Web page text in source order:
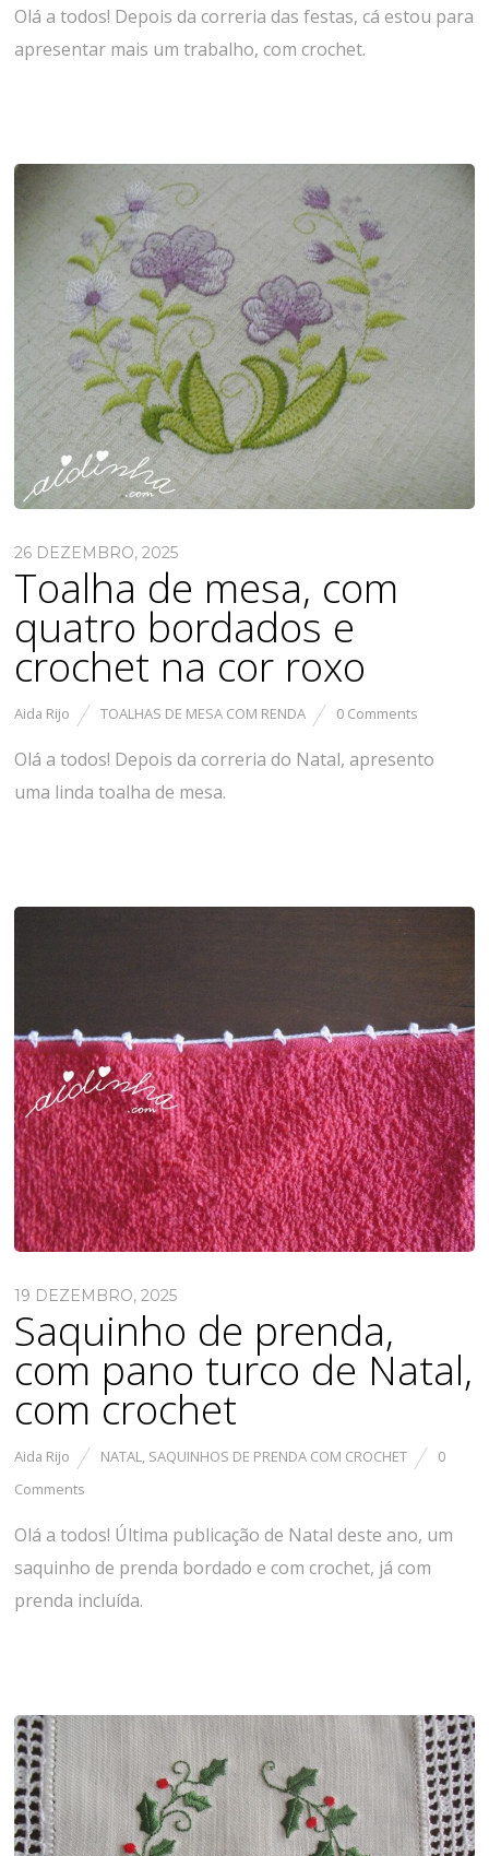
Olá a todos! Depois da correria das festas, cá estou para
apresentar mais um trabalho, com crochet.
26 DEZEMBRO, 2025
Toalha de mesa, com
quatro bordados e
crochet na cor roxo
Aida Rijo TOALHAS DE MESA COM RENDA 0 Comments
Olá a todos! Depois da correria do Natal, apresento
uma linda toalha de mesa.
19 DEZEMBRO, 2025
Saquinho de prenda,
com pano turco de Natal,
com crochet
Aida Rijo NATAL, SAQUINHOS DE PRENDA COM CROCHET
0
Comments
Olá a todos! Última publicação de Natal deste ano, um
saquinho de prenda bordado e com crochet, já com
prenda incluída.